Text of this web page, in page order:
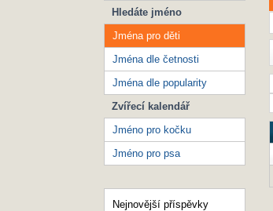
Hledáte jméno
Jména pro děti
Jména dle četnosti
Jména dle popularity
Zvířecí kalendář
Jméno pro kočku
Jméno pro psa
Nejnovější příspěvky